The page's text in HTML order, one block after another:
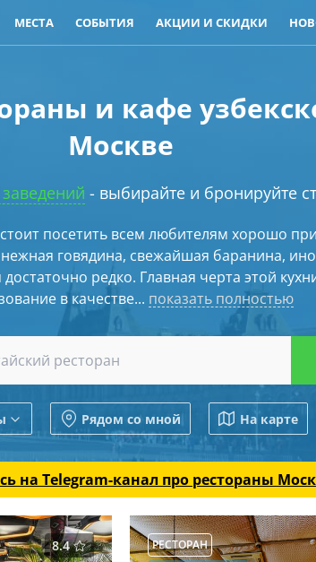
МЕСТА СОБЫТИЯ АКЦИИ И СКИДКИ
и кафе
Москве
заведений - выбирайте и бронируйте
посетить всем любителям хорошо
говядина, свежайшая баранина,
редко. Главная черта этой
в качестве... показать полностью
Рядом со мной На карте
на Telegram-канал про рестораны
8.4
РЕСТОРАН